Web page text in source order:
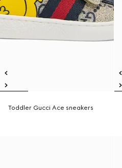
Toddler Gucci Ace sneakers